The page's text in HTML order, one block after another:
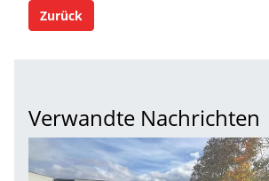
Zurück
Verwandte Nachrichten